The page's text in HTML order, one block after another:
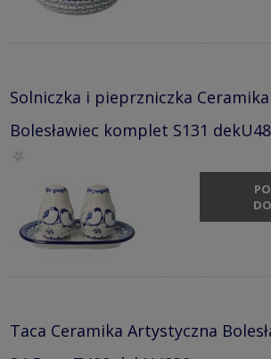
Solniczka i pieprzniczka
Bolesławiec komplet S131
Taca Ceramika Artystyczna